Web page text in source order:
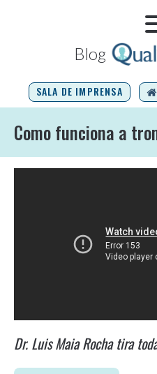
Blog
SALA DE IMPRENSA
Como funciona a
Dr. Luis Maia Rocha tira